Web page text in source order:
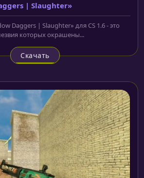
| Slaughter»
Daggers | Slaughter» для CS 1.6 - это
которых окрашены...
Скачать